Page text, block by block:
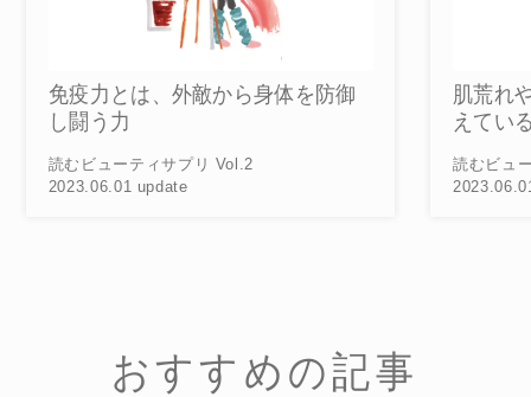
肌荒れや不調を感じている人が増
えている？
読むビューティサプリ Vol.1
2023.06.01 update
おすすめの記事